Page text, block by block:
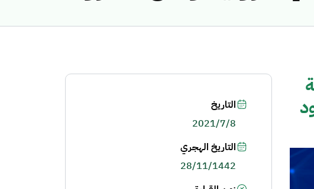
التاريخ
2021/7/8
التاريخ الهجري
28/11/1442